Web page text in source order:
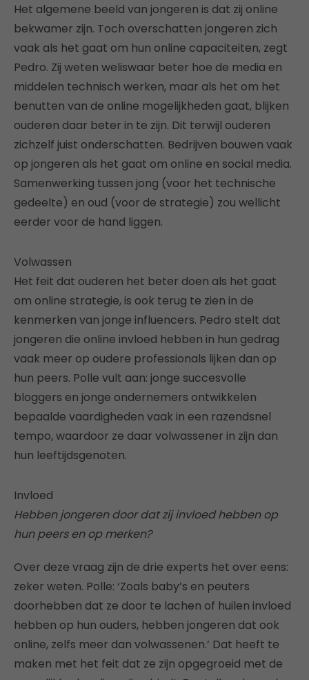
Het algemene beeld van jongeren is dat zij online
bekwamer zijn. Toch overschatten jongeren zich
vaak als het gaat om hun online capaciteiten, zegt
Pedro. Zij weten weliswaar beter hoe de media en
middelen technisch werken, maar als het om het
benutten van de online mogelijkheden gaat, blijken
ouderen daar beter in te zijn. Dit terwijl ouderen
zichzelf juist onderschatten. Bedrijven bouwen vaak
op jongeren als het gaat om online en social media.
Samenwerking tussen jong (voor het technische
gedeelte) en oud (voor de strategie) zou wellicht
eerder voor de hand liggen.
Volwassen
Het feit dat ouderen het beter doen als het gaat
om online strategie, is ook terug te zien in de
kenmerken van jonge influencers. Pedro stelt dat
jongeren die online invloed hebben in hun gedrag
vaak meer op oudere professionals lijken dan op
hun peers. Polle vult aan: jonge succesvolle
bloggers en jonge ondernemers ontwikkelen
bepaalde vaardigheden vaak in een razendsnel
tempo, waardoor ze daar volwassener in zijn dan
hun leeftijdsgenoten.
Invloed
Hebben jongeren door dat zij invloed hebben op
hun peers en op merken?
Over deze vraag zijn de drie experts het over eens:
zeker weten. Polle: ‘Zoals baby’s en peuters
doorhebben dat ze door te lachen of huilen invloed
hebben op hun ouders, hebben jongeren dat ook
online, zelfs meer dan volwassenen.’ Dat heeft te
maken met het feit dat ze zijn opgegroeid met de